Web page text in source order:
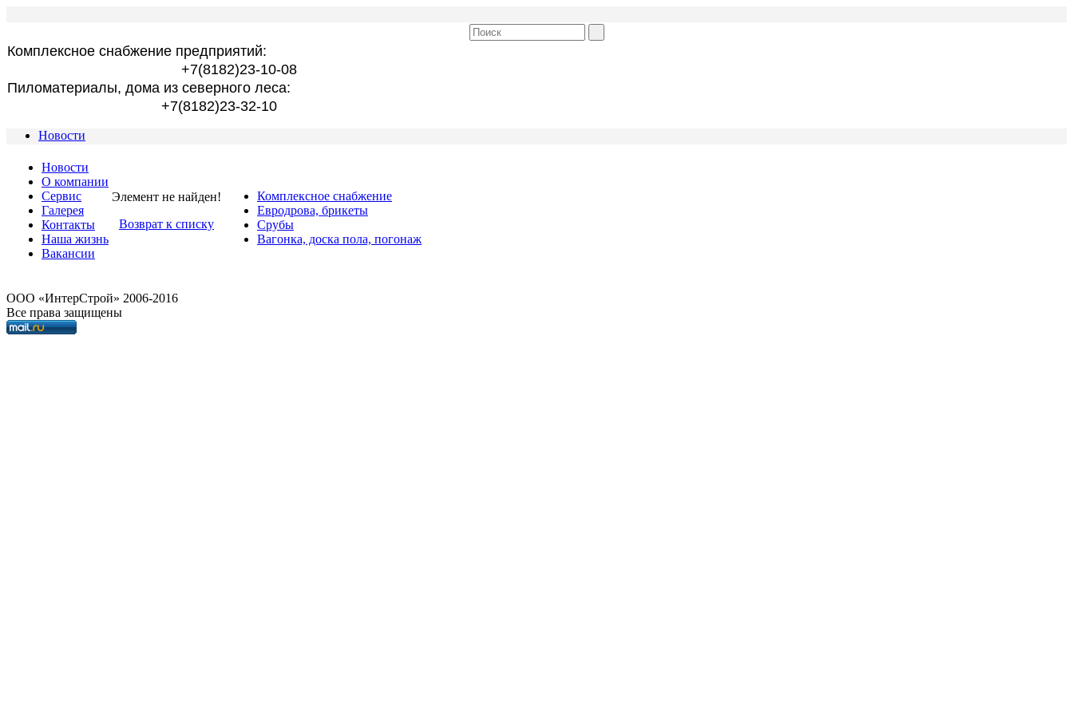
Комплексное снабжение предприятий:
+7(8182)23-10-08
Пиломатериалы, дома из северного леса:
+7(8182)23-32-10
Новости
Новости
О компании
Сервис
Галерея
Контакты
Наша жизнь
Вакансии
Элемент не найден!
Возврат к списку
Комплексное снабжение
Евродрова, брикеты
Срубы
Вагонка, доска пола, погонаж
OOO «ИнтерСтрой» 2006-2016
Все права защищены